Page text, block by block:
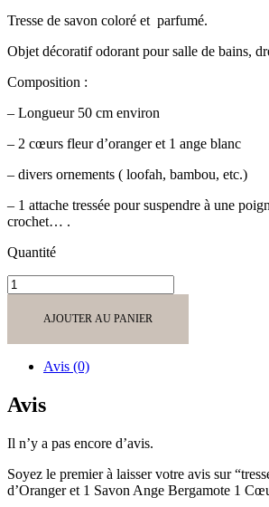
Tresse de savon coloré et parfumé.
Objet décoratif odorant pour salle de bains,
Composition :
– Longueur 50 cm environ
– 2 cœurs fleur d’oranger et 1 ange blanc
– divers ornements ( loofah, bambou, etc.)
– 1 attache tressée pour suspendre à une
crochet… .
Quantité
quantité
de
Savon
Cœur
d'Oranger
et
Savon
Bergamote
1
AJOUTER AU PANIER
Avis (0)
Avis
Il n’y a pas encore d’avis.
Soyez le premier à laisser votre avis sur
d’Oranger et 1 Savon Ange Bergamote 1